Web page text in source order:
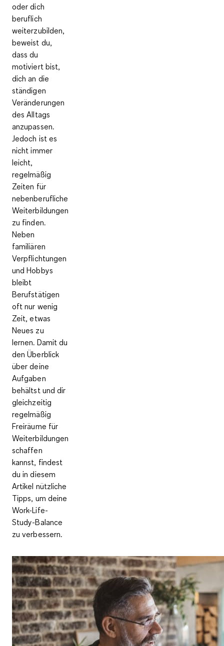
oder dich
beruflich
weiterzubilden,
beweist du,
dass du
motiviert bist,
dich an die
ständigen
Veränderungen
des Alltags
anzupassen.
Jedoch ist es
nicht immer
leicht,
regelmäßig
Zeiten für
nebenberufliche
Weiterbildungen
zu finden.
Neben
familiären
Verpflichtungen
und Hobbys
bleibt
Berufstätigen
oft nur wenig
Zeit, etwas
Neues zu
lernen. Damit du
den Überblick
über deine
Aufgaben
behältst und dir
gleichzeitig
regelmäßig
Freiräume für
Weiterbildungen
schaffen
kannst, findest
du in diesem
Artikel nützliche
Tipps, um deine
Work-Life-
Study-Balance
zu verbessern.